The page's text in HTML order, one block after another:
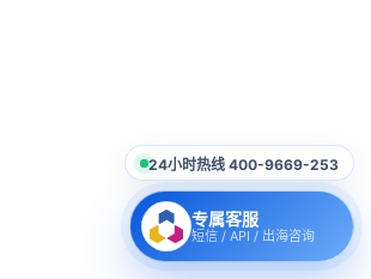
24小时热线 400-9669-253
专属客服
短信 / API / 出海咨询